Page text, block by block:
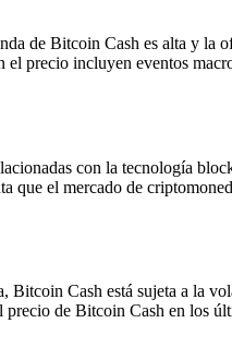
de Bitcoin Cash es alta y la
precio incluyen eventos
con la tecnología
que el mercado de
Cash está sujeta a la
de Bitcoin Cash en los